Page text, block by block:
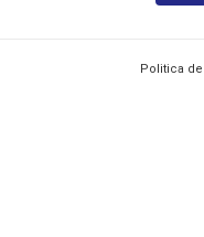
Politica